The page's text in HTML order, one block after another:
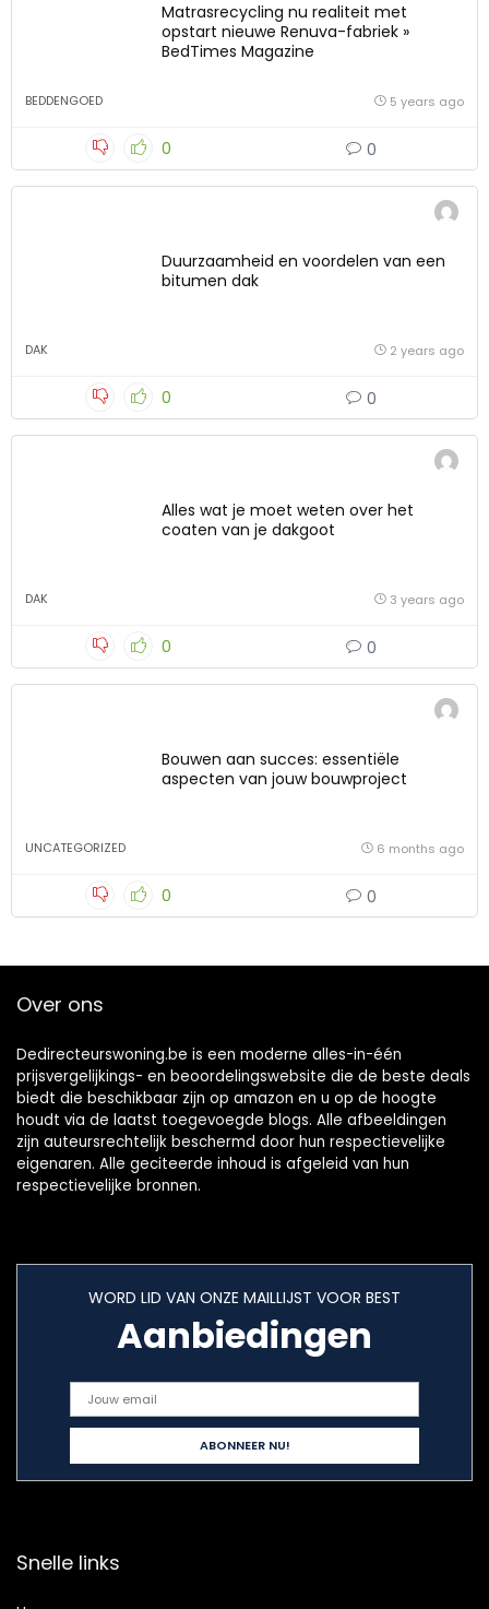
Matrasrecycling nu realiteit met
opstart nieuwe Renuva-fabriek »
BedTimes Magazine
BEDDENGOED 5 years ago
0 0
Duurzaamheid en voordelen van een
bitumen dak
DAK 2 years ago
0 0
Alles wat je moet weten over het
coaten van je dakgoot
DAK 3 years ago
0 0
Bouwen aan succes: essentiële
aspecten van jouw bouwproject
UNCATEGORIZED 6 months ago
0 0
Over ons
Dedirecteurswoning.be is een moderne alles-in-één
prijsvergelijkings- en beoordelingswebsite die de beste deals
biedt die beschikbaar zijn op amazon en u op de hoogte
houdt via de laatst toegevoegde blogs. Alle afbeeldingen
zijn auteursrechtelijk beschermd door hun respectievelijke
eigenaren. Alle geciteerde inhoud is afgeleid van hun
respectievelijke bronnen.
WORD LID VAN ONZE MAILLIJST VOOR BEST
Aanbiedingen
Snelle links